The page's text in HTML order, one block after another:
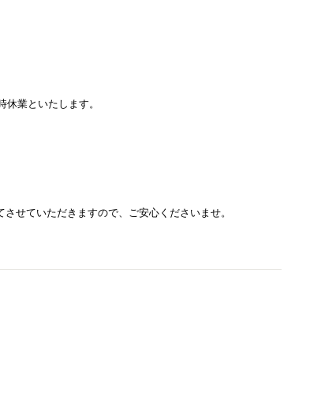
業といたします。
せていただきますので、ご安心くださいませ。